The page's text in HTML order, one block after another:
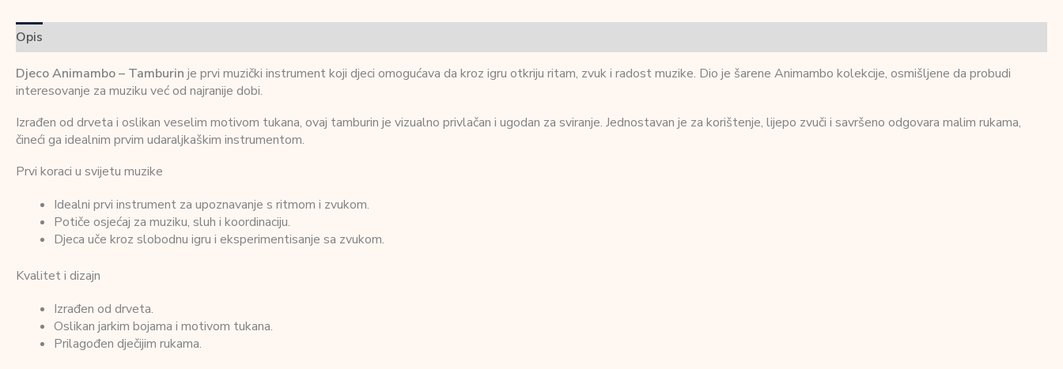
Opis
Djeco Animambo – Tamburin je prvi muzički instrument koji djeci omogućava da kroz igru otkriju ritam, zvuk i radost muzike. Dio je šarene Animambo kolekcije, osmišljene da probudi
interesovanje za muziku već od najranije dobi.
Izrađen od drveta i oslikan veselim motivom tukana, ovaj tamburin je vizualno privlačan i ugodan za sviranje. Jednostavan je za korištenje, lijepo zvuči i savršeno odgovara malim rukama,
čineći ga idealnim prvim udaraljkaškim instrumentom.
Prvi koraci u svijetu muzike
Idealni prvi instrument za upoznavanje s ritmom i zvukom.
Potiče osjećaj za muziku, sluh i koordinaciju.
Djeca uče kroz slobodnu igru i eksperimentisanje sa zvukom.
Kvalitet i dizajn
Izrađen od drveta.
Oslikan jarkim bojama i motivom tukana.
Prilagođen dječijim rukama.